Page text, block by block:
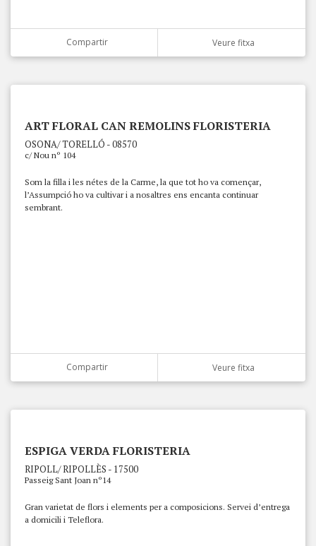
Compartir Veure fitxa
ART FLORAL CAN REMOLINS FLORISTERIA
OSONA/ TORELLÓ - 08570
c/ Nou nº 104
Som la filla i les nétes de la Carme, la que tot ho va començar,
l’Assumpció ho va cultivar i a nosaltres ens encanta continuar
sembrant.
Compartir Veure fitxa
ESPIGA VERDA FLORISTERIA
RIPOLL/ RIPOLLÈS - 17500
Passeig Sant Joan nº14
Gran varietat de flors i elements per a composicions. Servei d’entrega
a domicili i Teleflora.